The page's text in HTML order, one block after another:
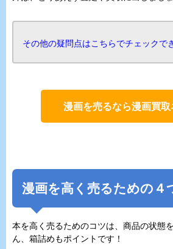
その他の疑問点はこちらでチェックで
漫画を売るなら漫画買取
漫画を高く売るための４
本を高く売るためのコツは、商品の状態
ん、箱詰めもポイントです！